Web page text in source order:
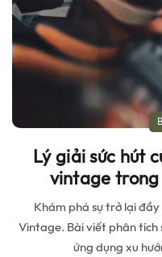
Lý giải sức hút
vintage
Khám phá sự trở lại
Vintage. Bài viết phân tích
ứng dụng xu